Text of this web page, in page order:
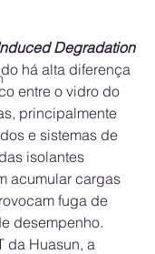
Degradation
há alta diferença
entre o vidro do
principalmente
e sistemas de
isolantes
acumular cargas
fuga de
desempenho.
da Huasun, a